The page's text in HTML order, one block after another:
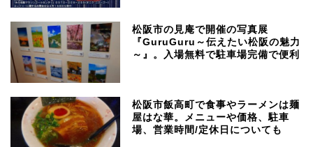
松阪市の見庵で開催の写真展
『GuruGuru～伝えたい松阪の魅力
～』。入場無料で駐車場完備で便利
松阪市飯高町で食事やラーメンは麺
屋はな華。メニューや価格、駐車
場、営業時間/定休日についても